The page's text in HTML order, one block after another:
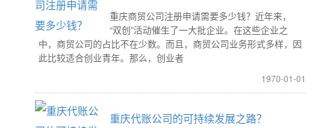
重庆商贸公司注册申请需要多少钱？近年来，
“双创”活动催生了一大批企业。在这些企业之
中，商贸公司的占比不在少数。而且，商贸公司业务形式多样，因
此比较适合创业青年。那么，创业者
1970-01-01
重庆代账公司的可持续发展之路？